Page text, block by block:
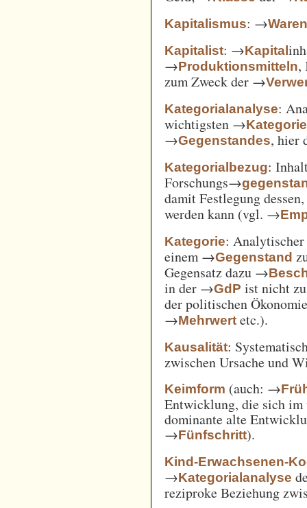
Kapitalismus: →
Kapitalist: →Kapital
→Produktionsmitteln,
zum Zweck der →
Kategorialanalyse:
wichtigsten →
→Gegenstandes, hier
Kategorialbezug:
Forschungs→
damit Festlegung
werden kann (vgl. →
Kategorie:
einem →Gegenstand
Gegensatz dazu →
in der →GdP ist nicht
der politischen
→Mehrwert etc.).
Kausalität:
zwischen Ursache und
Keimform (auch: →
Entwicklung, die sich im
dominante alte
→Fünfschritt).
Kind-Erwachsenen-
→Kategorialanalyse
reziproke Beziehung